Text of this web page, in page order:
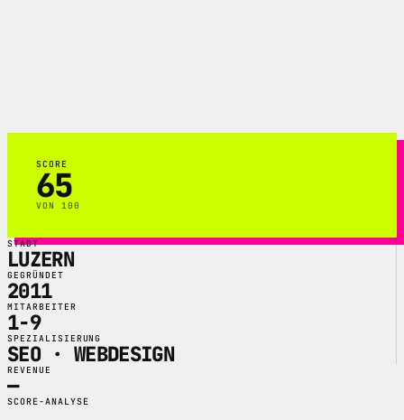
SCORE
65
VON 100
STADT
LUZERN
GEGRÜNDET
2011
MITARBEITER
1-9
SPEZIALISIERUNG
SEO · WEBDESIGN
REVENUE
—
SCORE-ANALYSE